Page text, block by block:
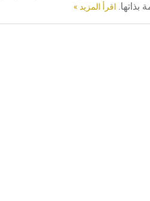
اقرأ المزيد »